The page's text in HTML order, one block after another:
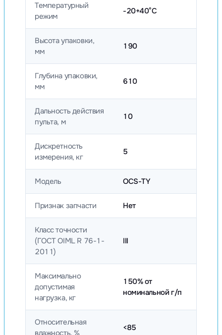
Температурный
режим
-20+40°C
Высота упаковки,
мм
190
Глубина упаковки,
мм
610
Дальность действия
пульта, м
10
Дискретность
измерения, кг
5
Модель OCS-TY
Признак запчасти Нет
Класс точности
(ГОСТ OIML R 76-1-
2011)
III
Максимально
допустимая
нагрузка, кг
150% от
номинальной г/п
Относительная
влажность, %
<85